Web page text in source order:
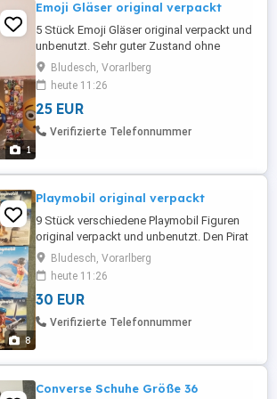
1
Emoji Gläser original verpackt
5 Stück Emoji Gläser original verpackt und
unbenutzt. Sehr guter Zustand ohne
Schäden. Der Preis ist
Verhandlungssache! Bei Interesse bitte
mit preislicher Vorstellung eine Nachricht
schreiben. Besten Dank im Voraus mit
Grüssen aus dem Ländle
Bludesch, Vorarlberg
heute 11:26
25 EUR
Verifizierte Telefonnummer
8
Playmobil original verpackt
9 Stück verschiedene Playmobil Figuren
original verpackt und unbenutzt. Den Pirat
gibt es dreimal wie auf den Fotos
dargestellt wird. Der Zustand ist sehr gut
und der Verpackungskarton ist nicht
beschädigt. Der Preis ist natürlich
Verhandlungssache. Bei Interesse bitte
Bludesch, Vorarlberg
heute 11:26
30 EUR
Verifizierte Telefonnummer
Converse Schuhe Größe 36